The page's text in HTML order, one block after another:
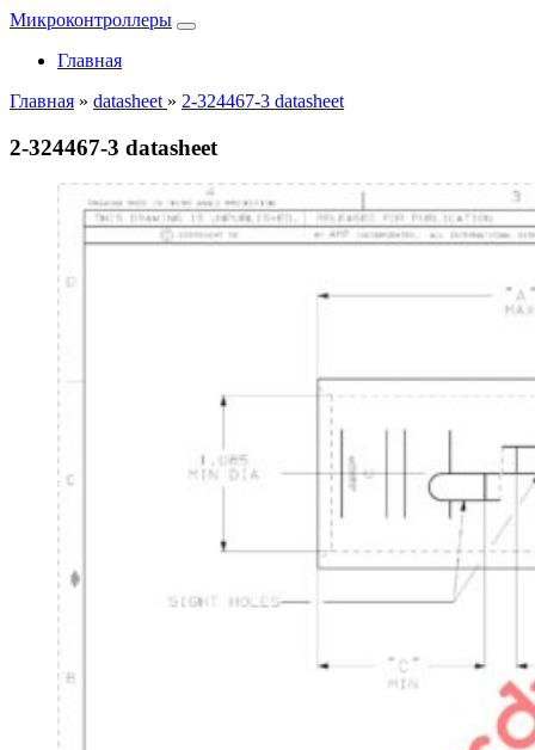
Микроконтроллеры
Главная
Главная » datasheet » 2-324467-3 datasheet
2-324467-3 datasheet